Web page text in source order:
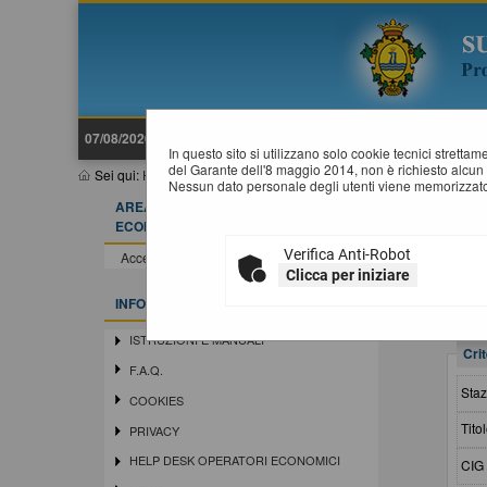
07/08/2026 10:24
Sei qui: Home»Procedure d'appalto e contratti» Avvisi di
In questo sito si utilizzano solo cookie tecnici
del Garante dell'8 maggio 2014, non è richiesto
Nessun dato personale degli utenti viene
Verifica Anti-Robot
Clicca per iniziare
AREA RISERVATA OPERATORE
ECONOMICO
Accedi - Registrati
INFORMAZIONI
ISTRUZIONI E MANUALI
F.A.Q.
COOKIES
PRIVACY
HELP DESK OPERATORI ECONOMICI
CIG